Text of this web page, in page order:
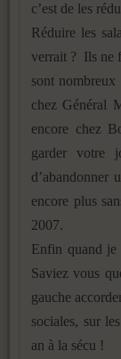
c’est de les
Réduire les
verrait ? Ils ne
sont
chez Général
encore chez
garder votre
d’abandonner
encore plus
2007.
Enfin quand je
Saviez vous
gauche
sociales, sur
an à la sécu !